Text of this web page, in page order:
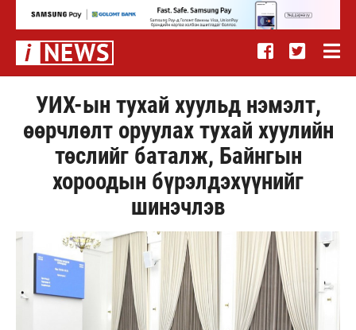
УИХ-ын тухай хуульд нэмэлт,
өөрчлөлт оруулах тухай хуулийн
төслийг баталж, Байнгын
хороодын бүрэлдэхүүнийг
шинэчлэв